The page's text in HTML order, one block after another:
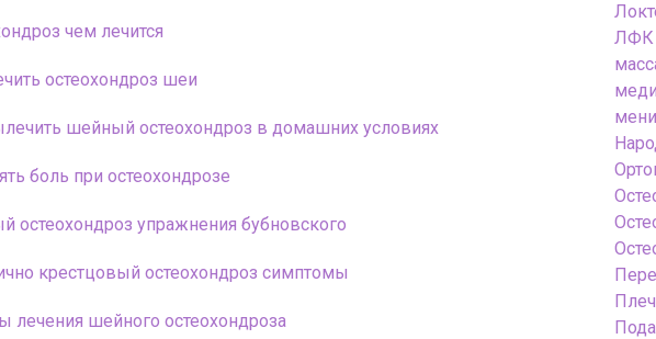
чем лечится
остеохондроз шеи
шейный остеохондроз в домашних условиях
боль при остеохондрозе
остеохондроз упражнения бубновского
крестцовый остеохондроз симптомы
лечения шейного остеохондроза
ЛФК